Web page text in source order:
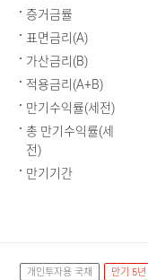
증거금률
표면금리(A)
가산금리(B)
적용금리(A+B)
만기수익률(세전)
총 만기수익률(세
전)
만기기간
개인투자용 국채 만기 5년